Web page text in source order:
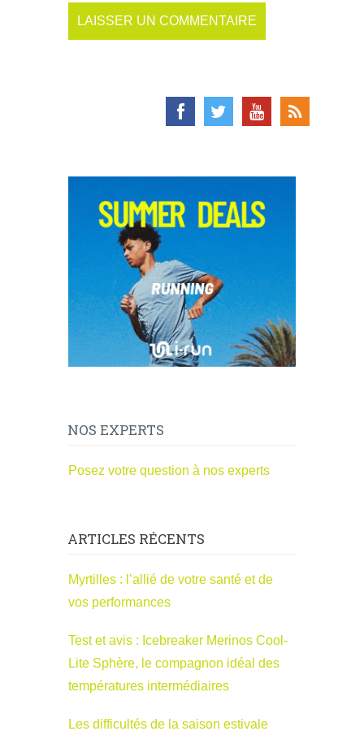
NOS EXPERTS
Posez votre question à nos experts
ARTICLES RÉCENTS
Myrtilles : l’allié de votre santé et de
vos performances
Test et avis : Icebreaker Merinos Cool-
Lite Sphère, le compagnon idéal des
températures intermédiaires
Les difficultés de la saison estivale